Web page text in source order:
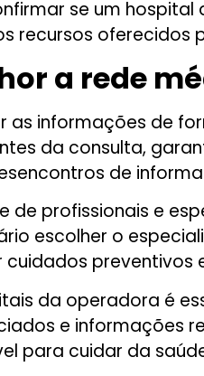
se um
recursos oferecidos
a rede
as informações de
da consulta,
de
profissionais e
escolher o
da operadora é
e informações
para cuidar da